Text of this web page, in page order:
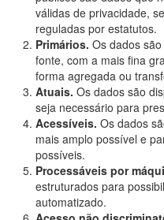
válidas de privacidade,
reguladas por estatutos.
Primários. Os dados
fonte, com a mais fina
forma agregada ou
Atuais. Os dados são
seja necessário para
Acessíveis. Os dados
mais amplo possível e
possíveis.
Processáveis por
estruturados para
automatizado.